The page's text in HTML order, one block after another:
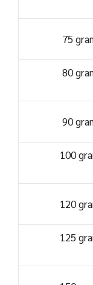
75
80
90
100
120
125